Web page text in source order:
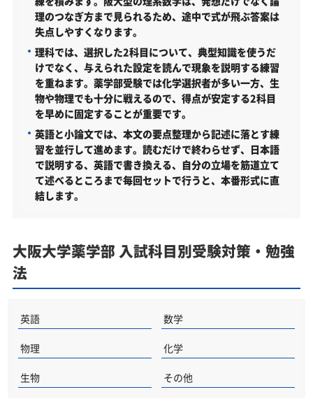
理のつなぎ方まで見られるため、途中で式が飛ぶ答案は
失点しやすくなります。
理科では、選択した2科目について、典型知識を使うだ
けでなく、与えられた設定を読んで現象を説明する練習
を重ねます。薬学部受験では化学選択者が多い一方、生
物や物理でも十分に戦えるので、得点が安定する2科目
を早めに固定することが重要です。
英語と小論文では、本文の要点整理から記述に落とす練
習を並行して進めます。読むだけで終わらせず、日本語
で説明する、英語で書き換える、自分の立場を筋道立て
て述べるところまで毎回セットで行うと、本番形式に直
結します。
大阪大学薬学部 入試科目別受験対策・勉強
法
英語 数学
物理 化学
生物 その他